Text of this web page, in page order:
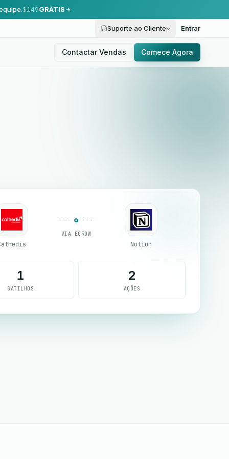
$149GRÁTIS
Suporte ao Cliente Entrar
Contactar Vendas Comece Agora
VIA EGROW
Notion
1
GATILHOS
2
AÇÕES